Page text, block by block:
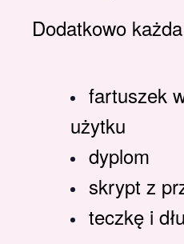
Dodatkowo
fartuszek
użytku
dyplom
skrypt z
teczkę i